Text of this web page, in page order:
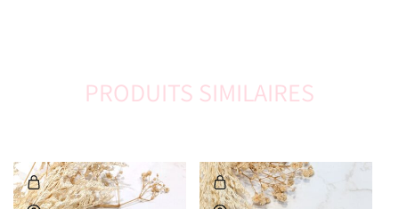
PRODUITS SIMILAIRES